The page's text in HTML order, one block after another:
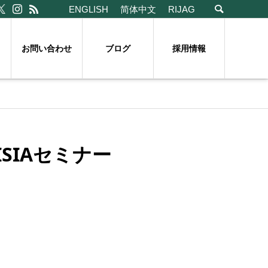
ENGLISH 简体中文 RIJAG
お問い合わせ ブログ 採用情報
セミナー